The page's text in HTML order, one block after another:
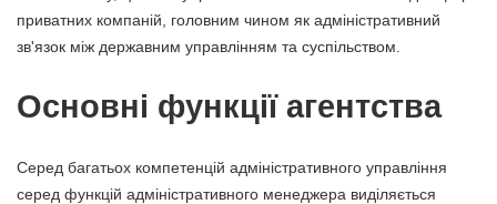
приватних компаній, головним чином як адміністративний
зв'язок між державним управлінням та суспільством.
Основні функції агентства
Серед багатьох компетенцій адміністративного управління
серед функцій адміністративного менеджера виділяється